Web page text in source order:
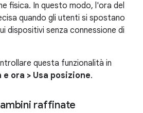
fisica. In questo modo, l'ora del
quando gli utenti si spostano
dispositivi senza connessione di
questa funzionalità in
ora > Usa posizione.
raffinate